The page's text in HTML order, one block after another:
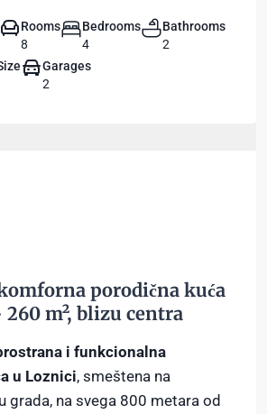
Rooms
8
Bedrooms
4
Bathrooms
2
Garages
2
porodična kuća
m², blizu centra
i funkcionalna
u Loznici, smeštena na
grada, na svega 800 metara od